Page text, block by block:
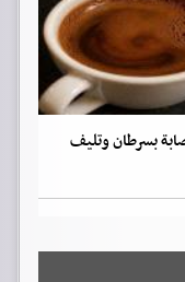
بسرطان وتليف